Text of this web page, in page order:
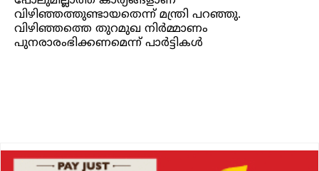
വിഴിഞ്ഞത്തുണ്ടായതെന്ന് മന്ത്രി പറഞ്ഞു.
വിഴിഞ്ഞത്തെ തുറമുഖ നിര്‍മ്മാണം
പുനരാരംഭിക്കണമെന്ന് പാര്‍ട്ടികള്‍